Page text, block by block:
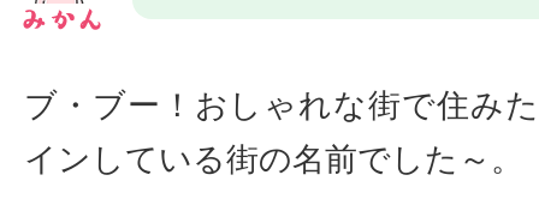
ブ・ブー！おしゃれな街で住み
インしている街の名前でした～。